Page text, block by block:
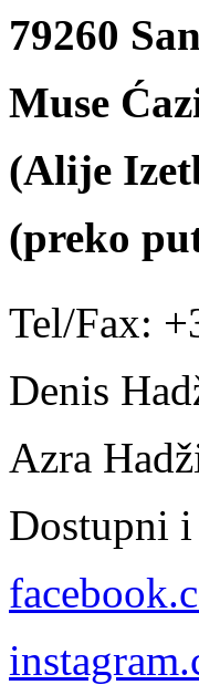
79260
Muse
(Alije
(preko
Tel/Fax:
Denis
Azra
Dostupni